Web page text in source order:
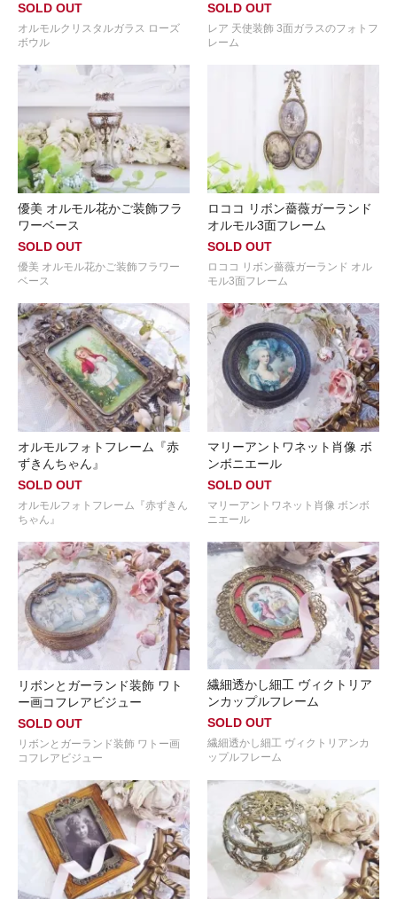
SOLD OUT
オルモルクリスタルガラス ローズ
ボウル
SOLD OUT
レア 天使装飾 3面ガラスのフォトフ
レーム
優美 オルモル花かご装飾フラ
ワーベース
SOLD OUT
優美 オルモル花かご装飾フラワー
ベース
ロココ リボン薔薇ガーランド
オルモル3面フレーム
SOLD OUT
ロココ リボン薔薇ガーランド オル
モル3面フレーム
オルモルフォトフレーム『赤
ずきんちゃん』
SOLD OUT
オルモルフォトフレーム『赤ずきん
ちゃん』
マリーアントワネット肖像 ボ
ンボニエール
SOLD OUT
マリーアントワネット肖像 ボンボ
ニエール
リボンとガーランド装飾 ワト
ー画コフレアビジュー
SOLD OUT
リボンとガーランド装飾 ワトー画
コフレアビジュー
繊細透かし細工 ヴィクトリア
ンカップルフレーム
SOLD OUT
繊細透かし細工 ヴィクトリアンカ
ップルフレーム